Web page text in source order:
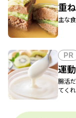
重
主な
PR
運
腸活
てく